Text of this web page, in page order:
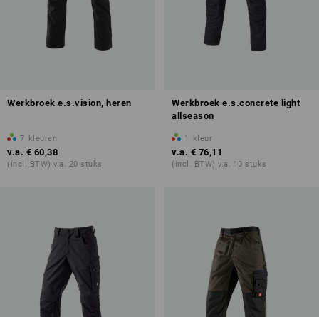
Werkbroek e.s.vision, heren
7 kleuren
v.a. € 60,38
(incl. BTW) v.a. 20 stuks
Werkbroek e.s.concrete light
allseason
1 kleur
v.a. € 76,11
(incl. BTW) v.a. 10 stuks